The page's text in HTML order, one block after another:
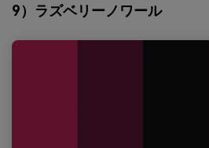
9）ラズベリーノワール